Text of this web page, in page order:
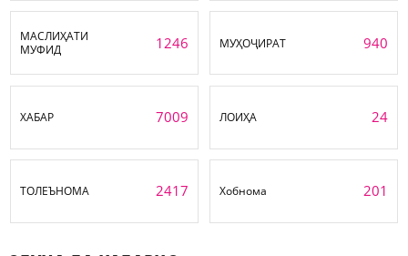
МАСЛИҲАТИ
МУФИД
1246 МУҲОҶИРАТ 940
ХАБАР 7009 ЛОИҲА 24
ТОЛЕЪНОМА 2417 Хобнома 201